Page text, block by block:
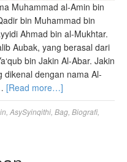
Muhammad al-Amin bin
bin Muhammad bin
Ahmad bin al-Mukhtar.
Aubak, yang berasal dari
bin Jakin Al-Abar. Jakin
dikenal dengan nama Al-
[Read more…]
, AsySyinqithi, Bag, Biografi,